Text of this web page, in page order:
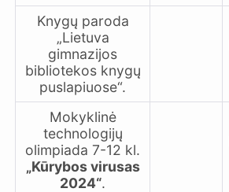
Knygų paroda
„Lietuva
gimnazijos
bibliotekos knygų
puslapiuose“.
Mokyklinė
technologijų
olimpiada 7-12 kl.
„Kūrybos virusas
2024“.